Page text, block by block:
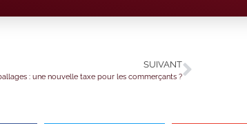
SUIVANT
: une nouvelle taxe pour les commerçants ?